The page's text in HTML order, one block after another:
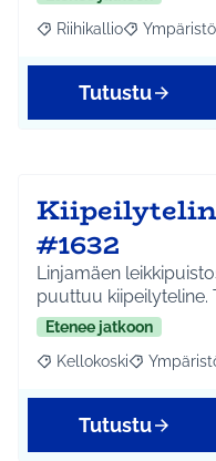
Rajaa tulokset aihepiirin
Riihikallio Rajaa
Ympäristö
Tutustu
#1632
Linjamäen
puuttuu kiipeilyteline.
Etenee jatkoon
Rajaa tulokset aihepiirin
Kellokoski Rajaa
Tutustu